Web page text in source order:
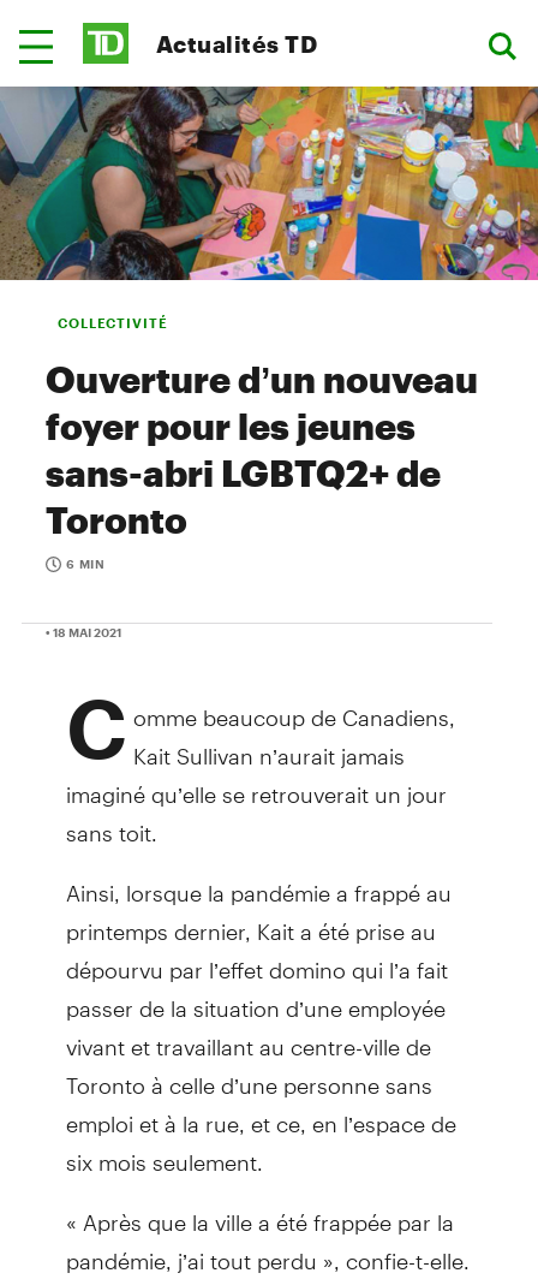
Actualités TD
COLLECTIVITÉ
Ouverture d’un nouveau
foyer pour les jeunes
sans-abri LGBTQ2+ de
Toronto
6 MIN
• 18 MAI 2021
Comme beaucoup de Canadiens,
Kait Sullivan n’aurait jamais
imaginé qu’elle se retrouverait un jour
sans toit.
Ainsi, lorsque la pandémie a frappé au
printemps dernier, Kait a été prise au
dépourvu par l’effet domino qui l’a fait
passer de la situation d’une employée
vivant et travaillant au centre-ville de
Toronto à celle d’une personne sans
emploi et à la rue, et ce, en l’espace de
six mois seulement.
« Après que la ville a été frappée par la
pandémie, j’ai tout perdu », confie-t-elle.